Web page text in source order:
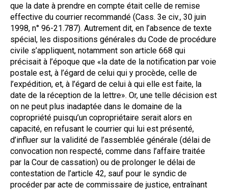
que la date à prendre en compte était celle de remise
effective du courrier recommandé (Cass. 3e civ., 30 juin
1998, n° 96-21.787). Autrement dit, en l’absence de texte
spécial, les dispositions générales du Code de procédure
civile s’appliquent, notamment son article 668 qui
précisait à l’époque que «la date de la notification par voie
postale est, à l’égard de celui qui y procède, celle de
l’expédition, et, à l’égard de celui à qui elle est faite, la
date de la réception de la lettre». Or, une telle décision est
on ne peut plus inadaptée dans le domaine de la
copropriété puisqu’un copropriétaire serait alors en
capacité, en refusant le courrier qui lui est présenté,
d’influer sur la validité de l’assemblée générale (délai de
convocation non respecté, comme dans l’affaire traitée
par la Cour de cassation) ou de prolonger le délai de
contestation de l’article 42, sauf pour le syndic de
procéder par acte de commissaire de justice, entraînant